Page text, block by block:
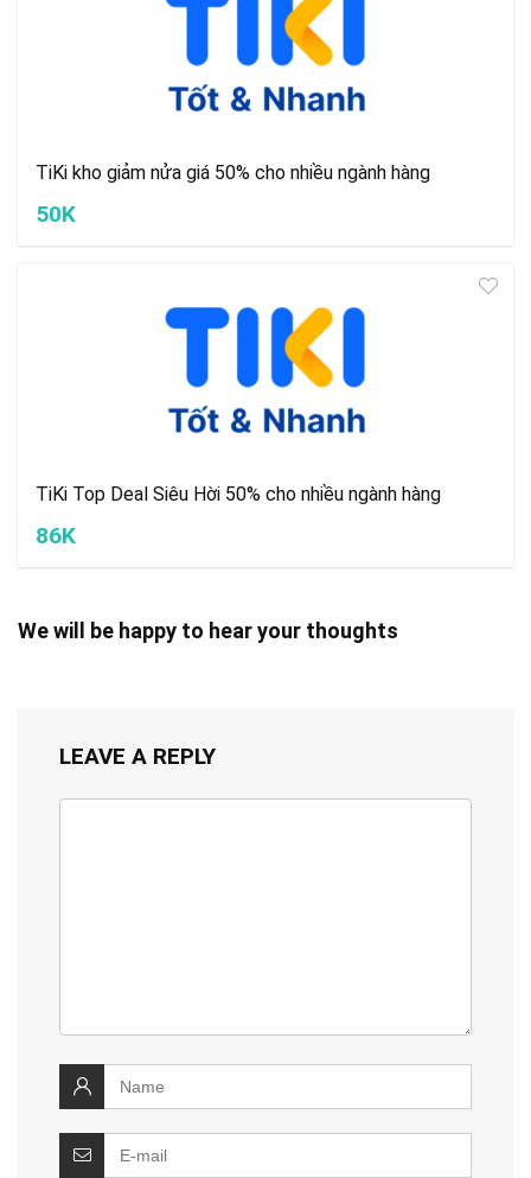
TiKi kho giảm nửa giá 50% cho nhiều ngành hàng
50K
TiKi Top Deal Siêu Hời 50% cho nhiều ngành hàng
86K
We will be happy to hear your thoughts
LEAVE A REPLY